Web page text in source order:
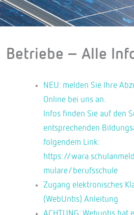
Betriebe – Alle
NEU: melden Sie Ihre
Online bei uns an.
Infos finden Sie auf den
entsprechenden
folgendem Link:
https://
mulare/berufsschule
Zugang elektronisches
(WebUntis) Anleitung